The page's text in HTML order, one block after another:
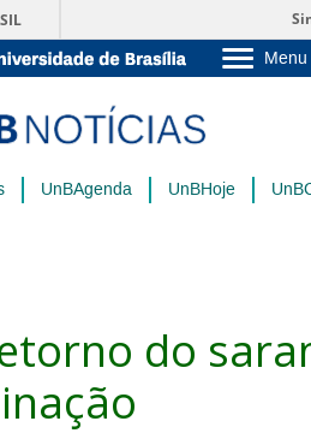
Menu
Pós-
UnBAgenda UnBHoje
do